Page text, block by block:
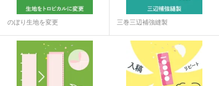
のぼり生地を変更 三巻三辺補強縫製